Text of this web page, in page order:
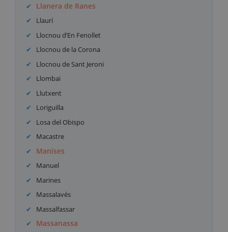
Llanera de Ranes
Llaurí
Llocnou d’En Fenollet
Llocnou de la Corona
Llocnou de Sant Jeroni
Llombai
Llutxent
Loriguilla
Losa del Obispo
Macastre
Manises
Manuel
Marines
Massalavés
Massalfassar
Massanassa